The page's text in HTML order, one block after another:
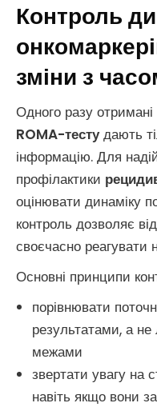
Контроль
зміни з
Одного разу отримані
ROMA-тестудають
інформацію. Для
профілактики
оцінювати динаміку
контроль дозволяє
своєчасно реагувати
Основні принципи
порівнювати
результатами, а
межами
звертати увагу на
навіть якщо вони